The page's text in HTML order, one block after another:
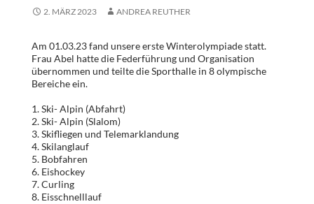
2. MÄRZ 2023 ANDREA REUTHER
Am 01.03.23 fand unsere erste Winterolympiade statt.
Frau Abel hatte die Federführung und Organisation
übernommen und teilte die Sporthalle in 8 olympische
Bereiche ein.
1. Ski- Alpin (Abfahrt)
2. Ski- Alpin (Slalom)
3. Skifliegen und Telemarklandung
4. Skilanglauf
5. Bobfahren
6. Eishockey
7. Curling
8. Eisschnelllauf